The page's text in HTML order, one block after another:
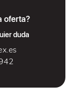
oferta?
duda